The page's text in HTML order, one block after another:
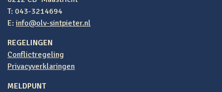
T: 043-3214694
E: info@olv-sintpieter.nl
REGELINGEN
Conflictregeling
Privacyverklaringen
MELDPUNT